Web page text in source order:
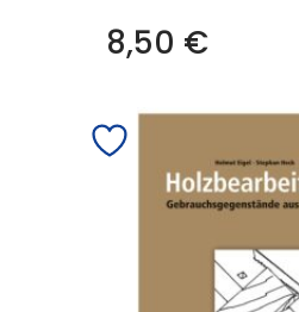
8,50 €